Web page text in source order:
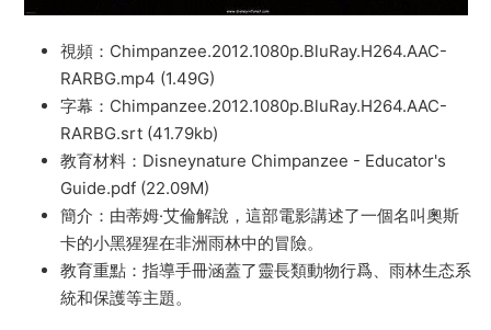
視頻：Chimpanzee.2012.1080p.BluRay.H264.AAC-
RARBG.mp4 (1.49G)
字幕：Chimpanzee.2012.1080p.BluRay.H264.AAC-
RARBG.srt (41.79kb)
教育材料：Disneynature Chimpanzee - Educator's
Guide.pdf (22.09M)
簡介：由蒂姆·艾倫解說，這部電影講述了一個名叫奧斯
卡的小黑猩猩在非洲雨林中的冒險。
教育重點：指導手冊涵蓋了靈長類動物行爲、雨林生态系
統和保護等主題。